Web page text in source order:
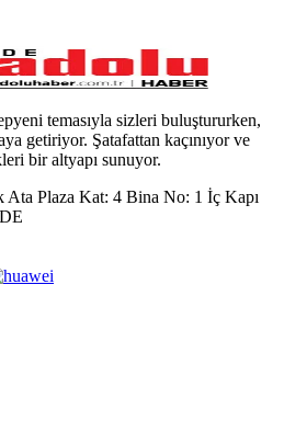
temasıyla sizleri buluştururken,
getiriyor. Şatafattan kaçınıyor ve
bir altyapı sunuyor.
Plaza Kat: 4 Bina No: 1 İç Kapı